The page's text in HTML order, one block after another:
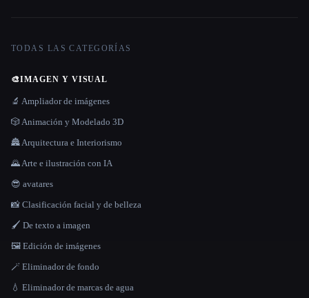
TODAS LAS CATEGORÍAS
🎨IMAGEN Y VISUAL
🔬 Ampliador de imágenes
🎲 Animación y Modelado 3D
🏯 Arquitectura e Interiorismo
🌄 Arte e ilustración con IA
😎 avatares
📸 Clasificación facial y de belleza
🖌️ De texto a imagen
🖼️ Edición de imágenes
🪄 Eliminador de fondo
💧 Eliminador de marcas de agua